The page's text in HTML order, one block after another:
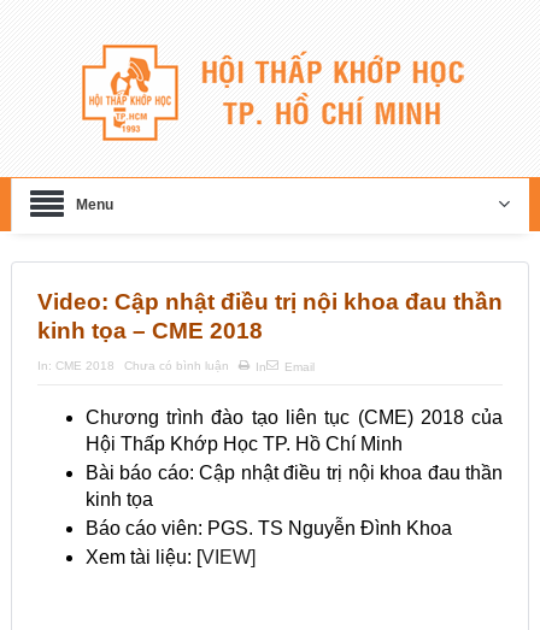
Menu
Video: Cập nhật điều trị nội khoa đau thần
kinh tọa – CME 2018
In: CME 2018 Chưa có bình luận In Email
Chương trình đào tạo liên tục (CME) 2018 của
Hội Thấp Khớp Học TP. Hồ Chí Minh
Bài báo cáo: Cập nhật điều trị nội khoa đau thần
kinh tọa
Báo cáo viên: PGS. TS Nguyễn Đình Khoa
Xem tài liệu: [VIEW]